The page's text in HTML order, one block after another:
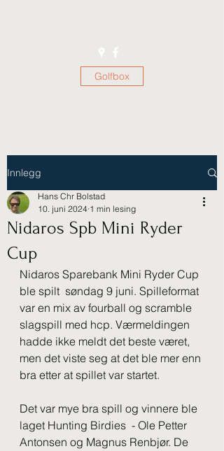
Golfbox
Innlegg
Nidaros Spb Mini Ryder
Cup
Hans Chr Bolstad
10. juni 2024 1 min lesing
Nidaros Sparebank Mini Ryder Cup
ble spilt  søndag 9 juni. Spilleformat
var en mix av fourball og scramble
slagspill med hcp. Værmeldingen
hadde ikke meldt det beste været,
men det viste seg at det ble mer enn
bra etter at spillet var startet.
Det var mye bra spill og vinnere ble
laget Hunting Birdies  - Ole Petter
Antonsen og Magnus Renbjør. De